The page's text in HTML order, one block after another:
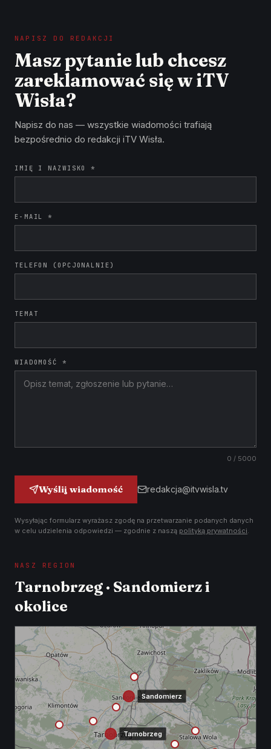
NAPISZ DO REDAKCJI
Masz pytanie lub chcesz
zareklamować się w iTV
Wisła?
Napisz do nas — wszystkie wiadomości trafiają
bezpośrednio do redakcji iTV Wisła.
IMIĘ I NAZWISKO *
E-MAIL *
TELEFON (OPCJONALNIE)
TEMAT
WIADOMOŚĆ *
0 / 5000
Wyślij wiadomość redakcja@itvwisla.tv
Wysyłając formularz wyrażasz zgodę na przetwarzanie podanych danych
w celu udzielenia odpowiedzi — zgodnie z naszą polityką prywatności.
NASZ REGION
Tarnobrzeg · Sandomierz i
okolice
Tarnobrzeg
Sandomierz